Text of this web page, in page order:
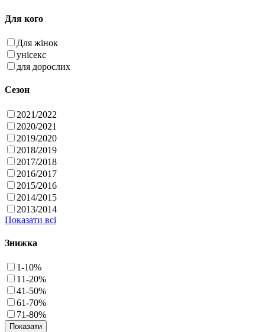
Для кого
Для жінок
унісекс
для дорослих
Сезон
2021/2022
2020/2021
2019/2020
2018/2019
2017/2018
2016/2017
2015/2016
2014/2015
2013/2014
Показати всі
Знижка
1-10%
11-20%
41-50%
61-70%
71-80%